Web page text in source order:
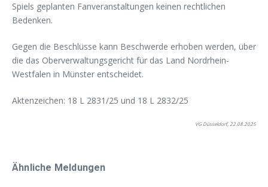
Spiels geplanten Fanveranstaltungen keinen rechtlichen
Bedenken.
Gegen die Beschlüsse kann Beschwerde erhoben werden, über
die das Oberverwal­tungsgericht für das Land Nordrhein-
Westfalen in Münster entscheidet.
Aktenzeichen: 18 L 2831/25 und 18 L 2832/25
VG Düsseldorf, 22.08.2025
Ähnliche Meldungen